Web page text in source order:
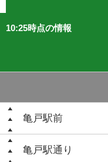
10:25時点の情報
亀戸駅前
亀戸駅通り